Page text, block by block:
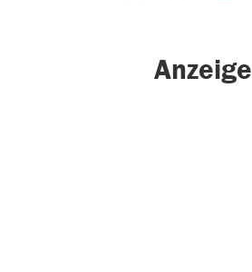
Anzeige